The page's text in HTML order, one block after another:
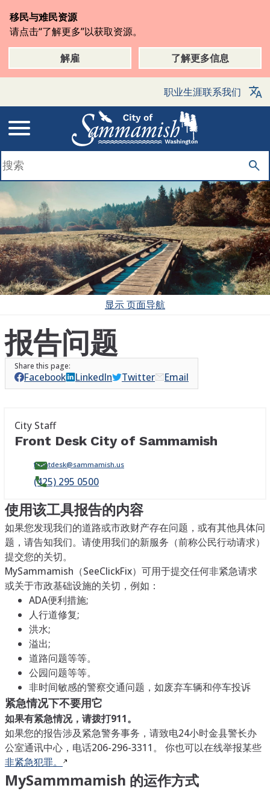
主
内
移民与难民资源
请点击“了解更多”以获取资源。
解雇
了解更多信息
职业生涯联系我们
显示页面导航
报告问题
Facebook LinkedIn Twitter Email
City Staff
Front Desk City of Sammamish
frontdesk@sammamish.us
(425) 295 0500
使用该工具报告的内容
如果您发现我们的道路或市政财产存在问题，或有其他具体问
题，请告知我们。请使用我们的新服务（前称公民行动请求）
提交您的关切。
MySammamish（SeeClickFix）可用于提交任何非紧急请求
或关于市政基础设施的关切，例如：
ADA便利措施;
人行道修复;
洪水;
溢出;
道路问题等等。
公园问题等等。
非时间敏感的警察交通问题，如废弃车辆和停车投诉
紧急情况下不要用它
如果有紧急情况，请拨打911。
如果您的报告涉及紧急警务事务，请致电24小时金县警长办
公室通讯中心，电话206-296-3311。 你也可以在线举报某些
非紧急犯罪。
MySammmamish 的运作方式